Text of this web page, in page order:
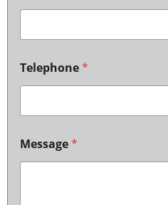
Telephone*
Message*